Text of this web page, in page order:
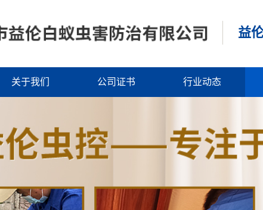
益
关于我们 公司证书 行业动态